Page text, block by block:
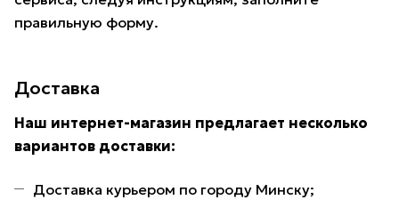
правильную форму.
Доставка
Наш интернет-магазин предлагает несколько
вариантов доставки:
Доставка курьером по городу Минску;